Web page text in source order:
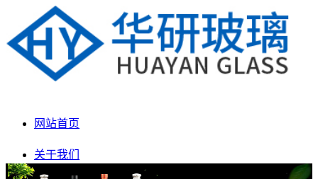
网站首页
关于我们